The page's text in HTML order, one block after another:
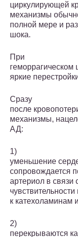
циркулирующей
механизмы
полной мере и
шока.
При
яркие
Сразу
после
механизмы,
АД:
1)
уменьшение
сопровождается
артериол в
к катехоламинам
2)
перекрываются